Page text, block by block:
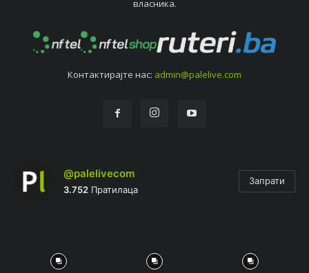
власника.
Контактирајтe нас: admin@palelive.com
@palelivecom
3.752 Пратилаца
Запрати